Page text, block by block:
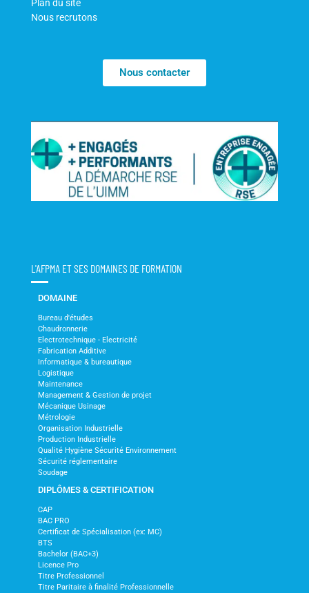
Plan du site
Nous recrutons
Nous contacter
L'AFPMA ET SES DOMAINES DE FORMATION
DOMAINE
Bureau d'études
Chaudronnerie
Electrotechnique - Electricité
Fabrication Additive
Informatique & bureautique
Logistique
Maintenance
Management & Gestion de projet
Mécanique Usinage
Métrologie
Organisation Industrielle
Production Industrielle
Qualité Hygiène Sécurité Environnement
Sécurité réglementaire
Soudage
DIPLÔMES & CERTIFICATION
CAP
BAC PRO
Certificat de Spécialisation (ex: MC)
BTS
Bachelor (BAC+3)
Licence Pro
Titre Professionnel
Titre Paritaire à finalité Professionnelle